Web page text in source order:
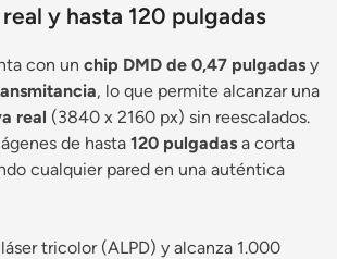
y hasta 120 pulgadas
con un chip DMD de 0,47 pulgadas y
, lo que permite alcanzar una
real (3840 x 2160 px) sin reescalados.
de hasta 120 pulgadas a corta
cualquier pared en una auténtica
tricolor (ALPD) y alcanza 1.000